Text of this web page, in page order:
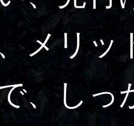
メリッ
、しっ